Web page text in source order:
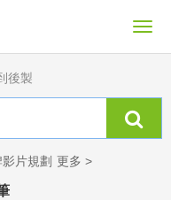
後製
片規劃 更多 >